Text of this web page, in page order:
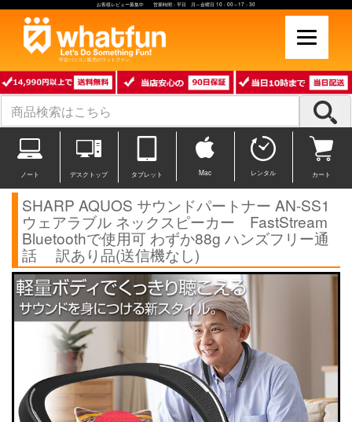
お客様レビュー募集中 営業時間：平日 月～金曜日 10：00～17：30
中古パソコン販売のワットファン
ノート デスクトップ タブレット Mac レンタル カート
SHARP AQUOS サウンドパートナー AN-SS1
ウェアラブル ネックスピーカー FastStream
Bluetoothで使用可 わずか88g ハンズフリー通
話 訳あり品(送信機なし)